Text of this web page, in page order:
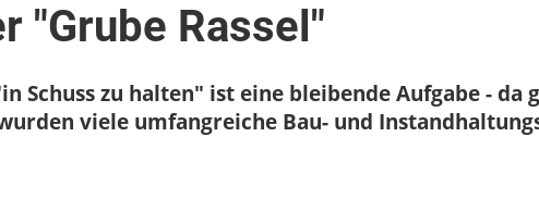
"Grube Rassel"
Schuss zu halten" ist eine bleibende Aufgabe - da
viele umfangreiche Bau- und